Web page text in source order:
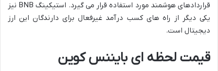
قراردادهای هوشمند مورد استفاده قرار می گیرد. استیکینگ BNB نیز
یکی دیگر از راه های کسب درآمد غیرفعال برای دارندگان این ارز
دیجیتال است.
قیمت لحظه ای بایننس کوین